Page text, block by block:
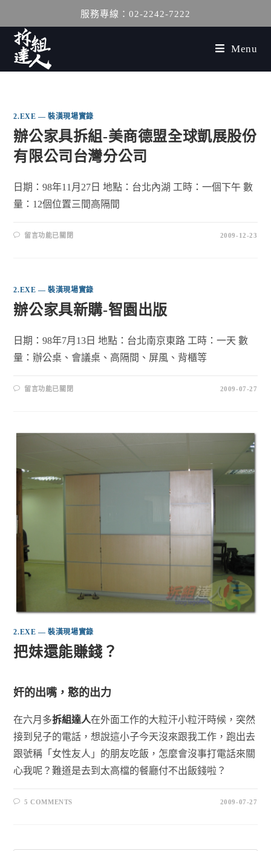
服務專線：02-2242-7222
Menu
2.EXE — 裝潢現場實錄
辦公家具拆組-美商德盟全球凱展股份
有限公司台灣分公司
日期：98年11月27日 地點：台北內湖 工時：一個下午 數
量：12個位置三間高隔間
留言功能已關閉 2009-12-23
2.EXE — 裝潢現場實錄
辦公家具新購-智園出版
日期：98年7月13日 地點：台北南京東路 工時：一天 數
量：辦公桌、會議桌、高隔間、屏風、背櫃等
留言功能已關閉 2009-07-27
2.EXE — 裝潢現場實錄
把妹還能賺錢？
奸的出嘴，憨的出力
在六月多拆組達人在外面工作的大粒汗小粒汗時候，突然
接到兒子的電話，想說這小子今天沒來跟我工作，跑出去
跟號稱「女性友人」的朋友吃飯，怎麼會沒事打電話來關
心我呢？難道是去到太高檔的餐廳付不出飯錢啦？
5 COMMENTS 2009-07-27